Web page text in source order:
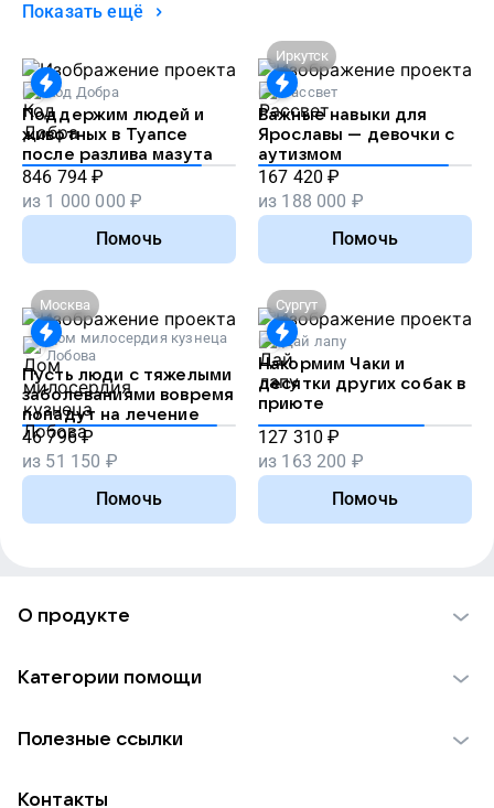
Показать ещё
Код Добра
Поддержим людей и
животных в Туапсе
после разлива мазута
846 794 ₽
из 1 000 000 ₽
Помочь
Иркутск
Рассвет
Важные навыки для
Ярославы — девочки с
аутизмом
167 420 ₽
из 188 000 ₽
Помочь
Москва
Дом милосердия кузнеца
Лобова
Пусть люди с тяжелыми
заболеваниями вовремя
попадут на лечение
46 796 ₽
из 51 150 ₽
Помочь
Сургут
Дай лапу
Накормим Чаки и
десятки других собак в
приюте
127 310 ₽
из 163 200 ₽
Помочь
О продукте
Использование материалов
Для НКО
Категории помощи
Пожилым
Полезные ссылки
Контакты